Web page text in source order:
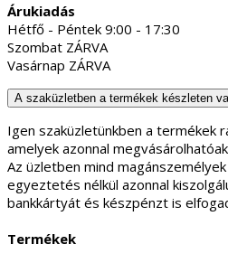
Árukiadás
Hétfő - Péntek 9:00 - 17:30
Szombat ZÁRVA
Vasárnap ZÁRVA
A szaküzletben a termékek készleten
Igen szaküzletünkben a termékek
amelyek azonnal
Az üzletben mind
egyeztetés nélkül azonnal
bankkártyát és készpénzt is
Termékek